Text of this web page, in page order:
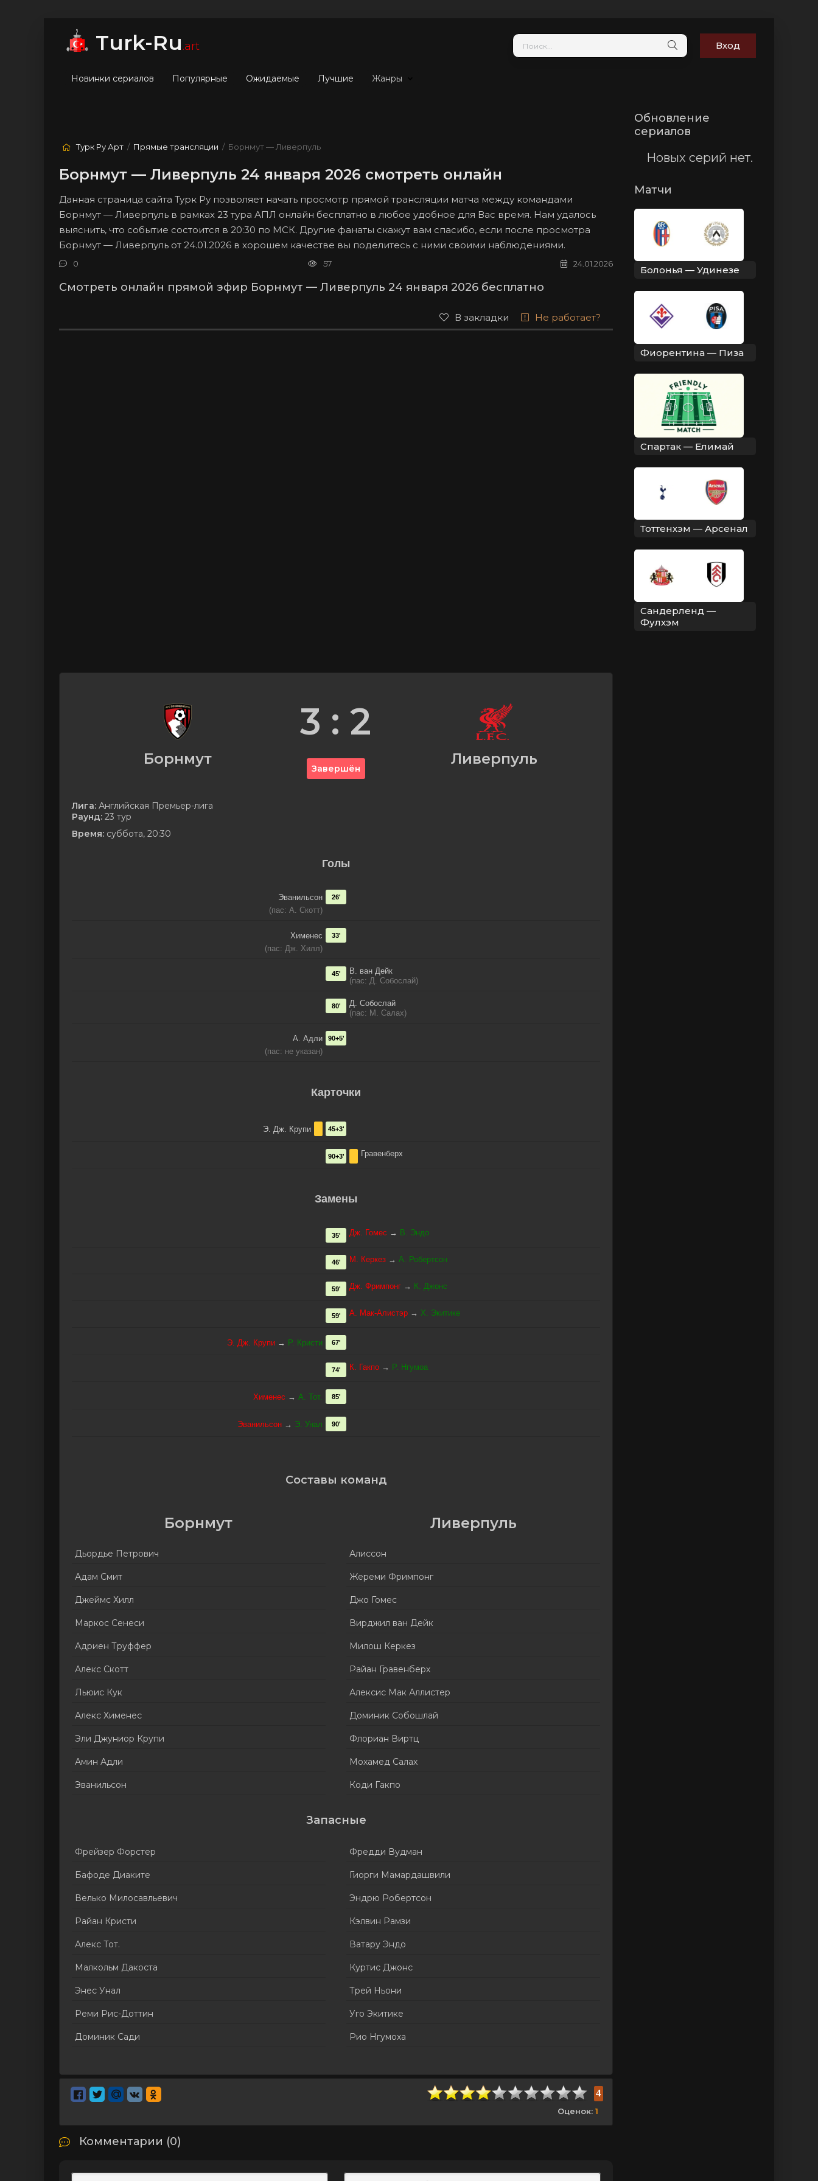
Turk-Ru.art Вход
Новинки сериалов Популярные Ожидаемые Лучшие Жанры
Турк Ру Арт / Прямые трансляции / Борнмут — Ливерпуль
Борнмут — Ливерпуль 24 января 2026 смотреть онлайн
Данная страница сайта Турк Ру позволяет начать просмотр прямой трансляции матча между командами
Борнмут — Ливерпуль в рамках 23 тура АПЛ онлайн бесплатно в любое удобное для Вас время. Нам удалось
выяснить, что событие состоится в 20:30 по МСК. Другие фанаты скажут вам спасибо, если после просмотра
Борнмут — Ливерпуль от 24.01.2026 в хорошем качестве вы поделитесь с ними своими наблюдениями.
24.01.2026
57
0
Смотреть онлайн прямой эфир Борнмут — Ливерпуль 24 января 2026 бесплатно
В закладки Не работает?
Борнмут
3 : 2
Завершён
Ливерпуль
Лига: Английская Премьер-лига
Раунд: 23 тур
Время: суббота, 20:30
Голы
Эванильсон
(пас: А. Скотт)
26'
Хименес
(пас: Дж. Хилл)
33'
В. ван Дейк
(пас: Д. Собослай)
45'
Д. Собослай
(пас: М. Салах)
80'
А. Адли
(пас: не указан)
90+5'
Карточки
Э. Дж. Крупи 45+3'
Гравенберх
90+3'
Замены
Дж. Гомес → В. Эндо
35'
М. Керкез → А. Робертсон
46'
Дж. Фримпонг → К. Джонс
59'
А. Мак-Алистэр → Х. Экитике
59'
Э. Дж. Крупи → Р. Кристи 67'
К. Гакпо → Р. Нгумоа
74'
Хименес → А. Тот. 85'
Эванильсон → Э. Унал 90'
Составы команд
Борнмут
Дьордье Петрович
Адам Смит
Джеймс Хилл
Маркос Сенеси
Адриен Труффер
Алекс Скотт
Льюис Кук
Алекс Хименес
Эли Джуниор Крупи
Амин Адли
Эванильсон
Ливерпуль
Алиссон
Жереми Фримпонг
Джо Гомес
Вирджил ван Дейк
Милош Керкез
Райан Гравенберх
Алексис Мак Аллистер
Доминик Собошлай
Флориан Виртц
Мохамед Салах
Коди Гакпо
Запасные
Фрейзер Форстер
Бафоде Диаките
Велько Милосавльевич
Райан Кристи
Алекс Тот.
Малкольм Дакоста
Энес Унал
Реми Рис-Доттин
Доминик Сади
Фредди Вудман
Гиорги Мамардашвили
Эндрю Робертсон
Кэлвин Рамзи
Ватару Эндо
Куртис Джонс
Трей Ньони
Уго Экитике
Рио Нгумоха
4
Оценок: 1
Комментарии (0)
Обновление
сериалов
Новых серий нет.
Матчи
Болонья — Удинезе
Фиорентина — Пиза
Спартак — Елимай
Тоттенхэм — Арсенал
Сандерленд —
Фулхэм